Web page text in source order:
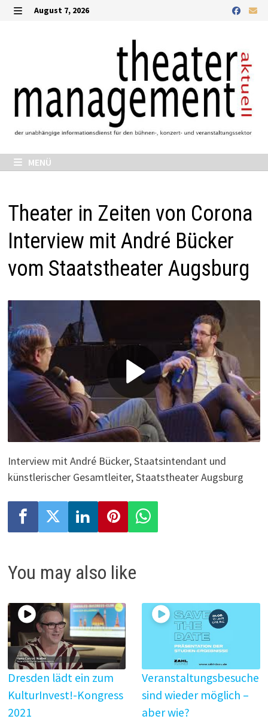
Zurück
August 7, 2026
MENÜ
Theater in Zeiten von Corona
Interview mit André Bücker
vom Staatstheater Augsburg
P
l
a
y
i
e
o
Interview mit André Bücker, Staatsintendant und
künstlerischer Gesamtleiter, Staatstheater Augsburg
You may also like
Dresden lädt ein zum
KulturInvest!-Kongress
2021
Veranstaltungsbesuche
sind wieder möglich –
aber wie?